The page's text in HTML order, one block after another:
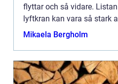
flyttar och så vidare.
lyftkran kan vara så stark
Mikaela Bergholm